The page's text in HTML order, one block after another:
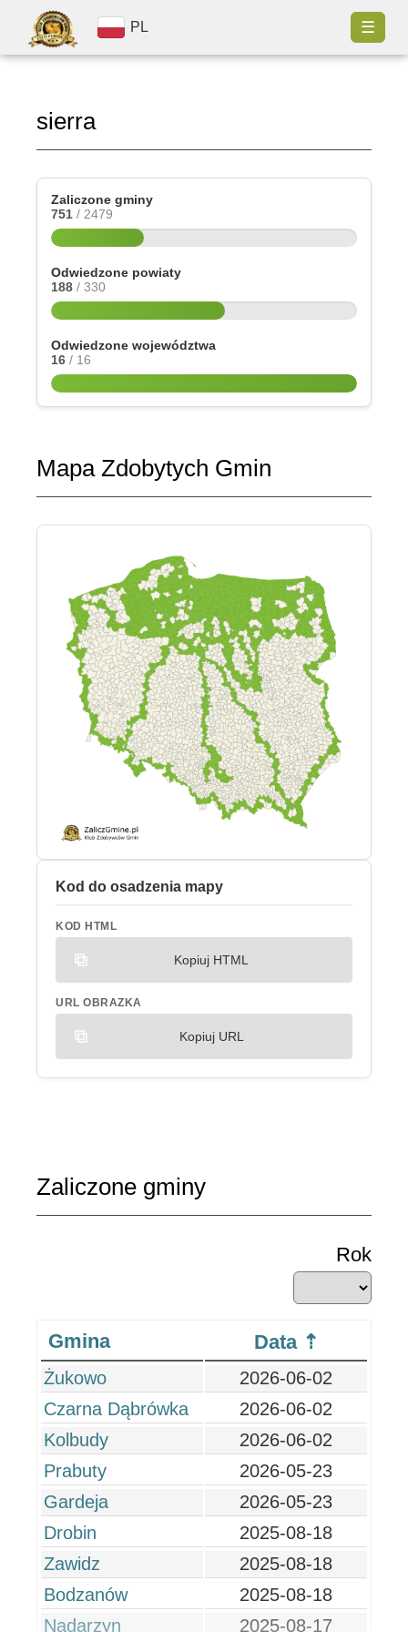
PL ☰
sierra
Zaliczone gminy
751 / 2479
Odwiedzone powiaty
188 / 330
Odwiedzone województwa
16 / 16
Mapa Zdobytych Gmin
Kod do osadzenia mapy
KOD HTML
Kopiuj HTML
URL OBRAZKA
Kopiuj URL
Zaliczone gminy
Rok
Gmina Data
Żukowo
2026-06-02
Czarna Dąbrówka
2026-06-02
Kolbudy
2026-06-02
Prabuty
2026-05-23
Gardeja
2026-05-23
Drobin
2025-08-18
Zawidz
2025-08-18
Bodzanów
2025-08-18
Nadarzyn
2025-08-17